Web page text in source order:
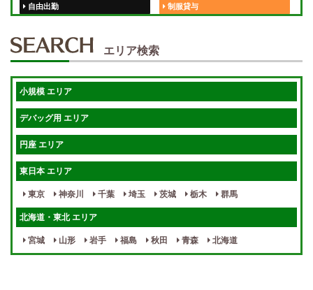
自由出勤 制服貸与
短期OK 入店祝金あり
週1～OK 健全店で安心！
指名料100％バック！ 寮完備
女性スタッフがいる！ 終電後店泊OK
エリア検索
小規模 エリア
デバッグ用 エリア
円座 エリア
東日本 エリア
東京 神奈川 千葉 埼玉 茨城 栃木 群馬
北海道・東北 エリア
宮城 山形 岩手 福島 秋田 青森 北海道